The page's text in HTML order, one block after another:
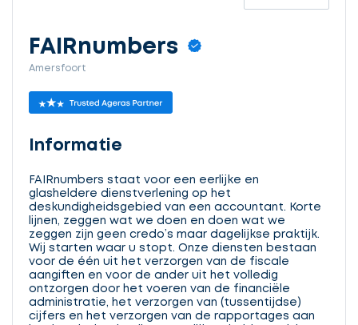
FAIRnumbers
Amersfoort
Informatie
FAIRnumbers staat voor een eerlijke en
glasheldere dienstverlening op het
deskundigheidsgebied van een accountant. Korte
lijnen, zeggen wat we doen en doen wat we
zeggen zijn geen credo’s maar dagelijkse praktijk.
Wij starten waar u stopt. Onze diensten bestaan
voor de één uit het verzorgen van de fiscale
aangiften en voor de ander uit het volledig
ontzorgen door het voeren van de financiële
administratie, het verzorgen van (tussentijdse)
cijfers en het verzorgen van de rapportages aan